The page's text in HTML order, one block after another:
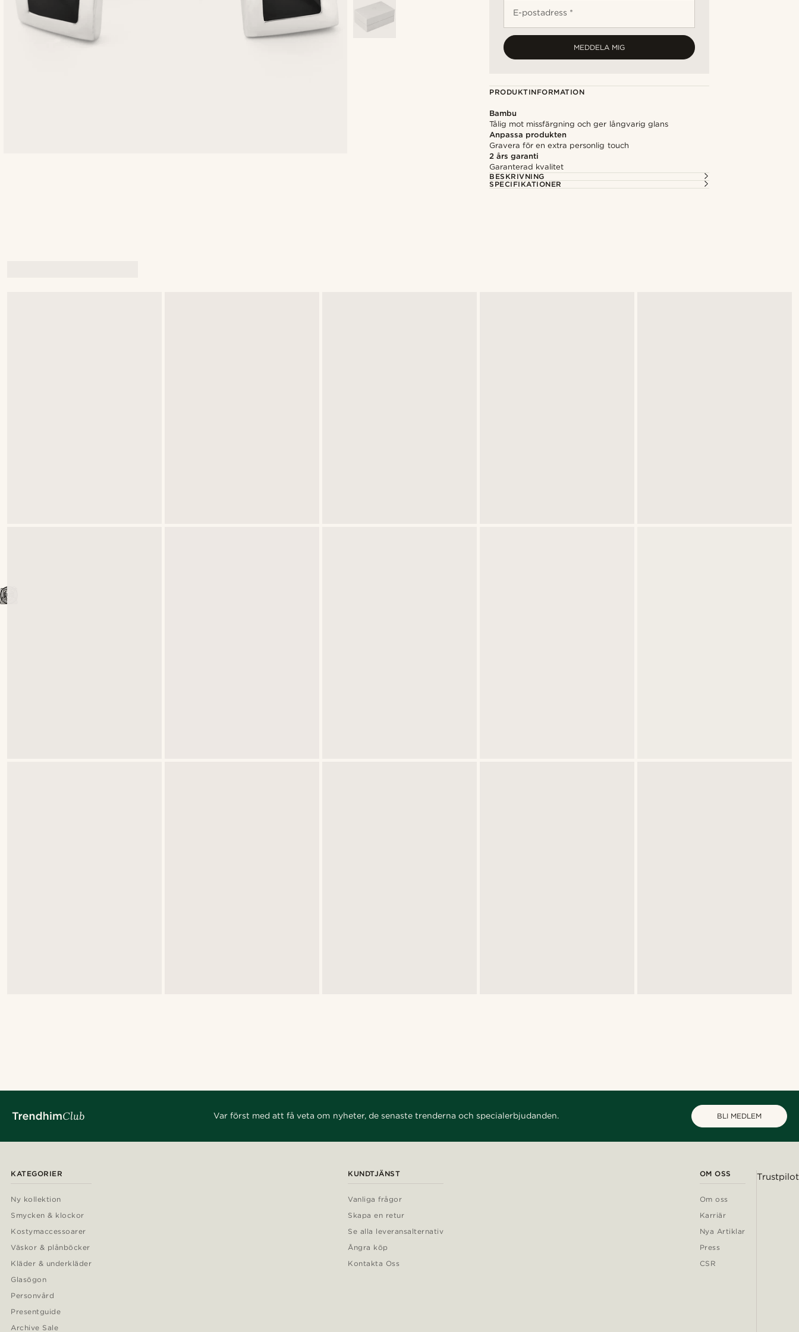
E-postadress *
MEDDELA MIG
PRODUKTINFORMATION
Bambu
Tålig mot missfärgning och ger långvarig glans
Anpassa produkten
Gravera för en extra personlig touch
2 års garanti
Garanterad kvalitet
BESKRIVNING
SPECIFIKATIONER
Var först med att få veta om nyheter, de senaste trenderna och specialerbjudanden. BLI MEDLEM
KATEGORIER
Ny kollektion
Smycken & klockor
Kostymaccessoarer
Väskor & plånböcker
Kläder & underkläder
Glasögon
Personvård
Presentguide
Archive Sale
KUNDTJÄNST
Vanliga frågor
Skapa en retur
Se alla leveransalternativ
Ångra köp
Kontakta Oss
OM OSS
Om oss
Karriär
Nya Artiklar
Press
CSR
Trustpilot